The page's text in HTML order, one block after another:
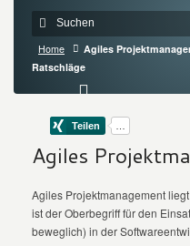
Home
Agiles
Ratschläge
Agiles
Agiles Projektmanagement
ist der Oberbegriff für den
beweglich) in der